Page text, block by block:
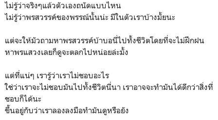
ไม่รู้ว่าจริงๆแล้วตัวเองถนัดแบบไหน
ไม่รู้ว่าพรสวรรค์ของพรรณ์นั้นน่ะ มีในตัวเราบ้างมั้ยนะ
แต่จะให้มัวถามหาพรสวรรค์บ้าบอนี่ไปทั้งชีวิตโดยที่จะไม่ฝึกฝน
หาพรแสวงเลยก็ดูจะตลกไปหน่อยล่ะมั้ง
แต่ที่แน่ๆ เรารู้ว่าเราไม่ชอบอะไร
ใช่ว่าเราจะไม่ชอบมันไปทั้งชีวิตนี่นา เราอาจจะทำมันได้ดีกว่าสิ่งที่
ชอบก็ได้นะ
ขึ้นอยู่กับว่าเราลองลงมือทำมันดูหรือยัง